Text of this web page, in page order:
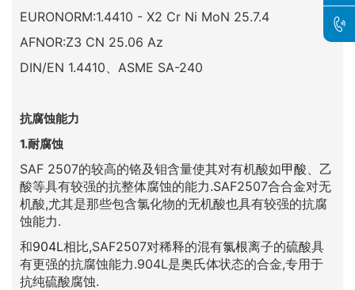
EURONORM:1.4410 - X2 Cr Ni MoN 25.7.4
AFNOR:Z3 CN 25.06 Az
DIN/EN 1.4410、ASME SA-240
抗腐蚀能力
1.耐腐蚀
SAF 2507的较高的铬及钼含量使其对有机酸如甲酸 、乙
酸等具有较强的抗整体腐蚀的能力.SAF2507合合金对无
机酸,尤其是那些包含氯化物的无机酸也具有较强的抗腐
蚀能力.
和904L相比,SAF2507对稀释的混有氯根离子的硫酸具
有更强的抗腐蚀能力.904L是奥氏体状态的合金,专用于
抗纯硫酸腐蚀.